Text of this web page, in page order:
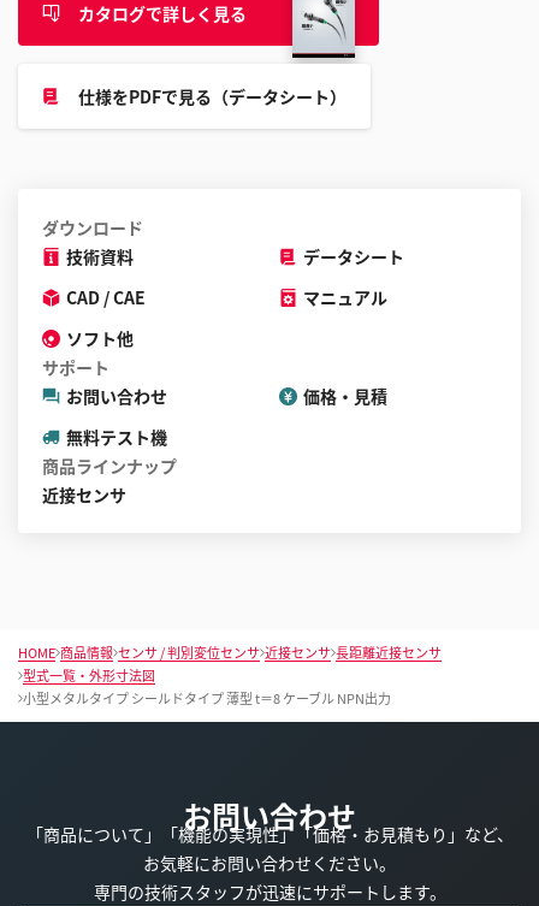
カタログで詳しく見る
仕様をPDFで見る（データシート）
ダウンロード
技術資料
データシート
CAD / CAE
マニュアル
ソフト他
サポート
お問い合わせ
価格・見積
無料テスト機
商品ラインナップ
近接センサ
HOME 商品情報 センサ / 判別変位センサ 近接センサ 長距離近接センサ
型式一覧・外形寸法図
小型メタルタイプ シールドタイプ 薄型 t＝8 ケーブル NPN出力
お問い合わせ
「商品について」「機能の実現性」「価格・お見積もり」など、
お気軽にお問い合わせください。
専門の技術スタッフが迅速にサポートします。